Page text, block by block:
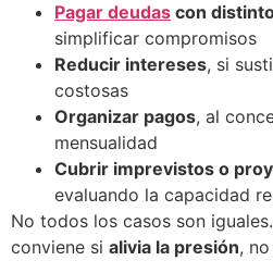
Pagar deudas con
simplificar compromisos
Reducir intereses, si
costosas
Organizar pagos, al
mensualidad
Cubrir imprevistos o
evaluando la capacidad
No todos los casos son
conviene si alivia la presión,